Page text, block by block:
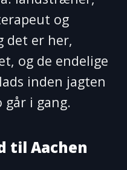
og
det er her,
og de endelige
inden jagten
går i gang.
til Aachen